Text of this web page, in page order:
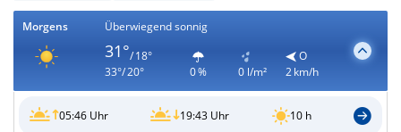
Morgens Überwiegend sonnig
31°/ 18°
33°/ 20°
0 % 0 l/m²
O
2 km/h
05:46 Uhr 19:43 Uhr 10 h